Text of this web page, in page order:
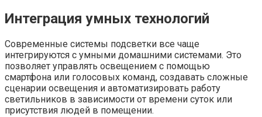
Интеграция умных технологий
Современные системы подсветки все чаще
интегрируются с умными домашними системами. Это
позволяет управлять освещением с помощью
смартфона или голосовых команд, создавать сложные
сценарии освещения и автоматизировать работу
светильников в зависимости от времени суток или
присутствия людей в помещении.